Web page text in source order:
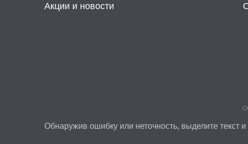
Акции и новости
Обнаружив ошибку или неточность, выделите текст